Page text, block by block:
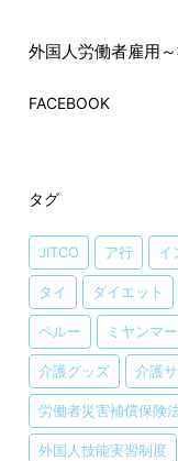
外国人労働者雇用
FACEBOOK
タグ
JITCO ア行 イ
タイ ダイエット
ペルー ミヤンマー
介護グッズ 介護
労働者災害補償保険
外国人技能実習制度